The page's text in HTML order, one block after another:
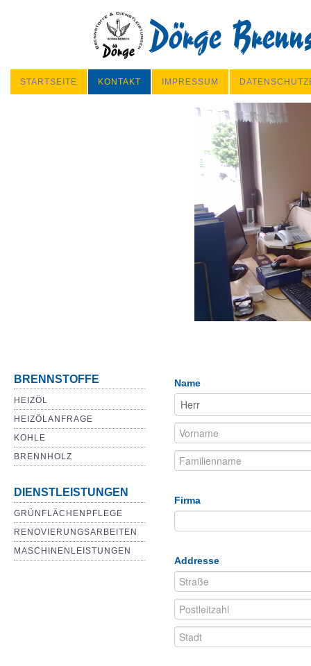
STARTSEITE KONTAKT IMPRESSUM
BRENNSTOFFE
HEIZÖL
HEIZÖLANFRAGE
KOHLE
BRENNHOLZ
DIENSTLEISTUNGEN
GRÜNFLÄCHENPFLEGE
RENOVIERUNGSARBEITEN
MASCHINENLEISTUNGEN
Name
Firma
Addresse